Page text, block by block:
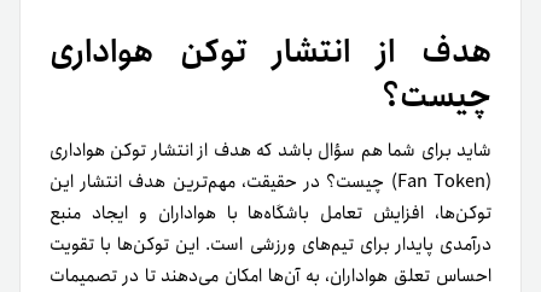
هدف از انتشار توکن هواداری
چیست؟
شاید برای شما هم سؤال باشد که هدف از انتشار توکن هواداری
(Fan Token) چیست؟ در حقیقت، مهم‌ترین هدف انتشار این
توکن‌ها، افزایش تعامل باشگاه‌ها با هواداران و ایجاد منبع
درآمدی پایدار برای تیم‌های ورزشی است. این توکن‌ها با تقویت
احساس تعلق هواداران، به آن‌ها امکان می‌دهند تا در تصمیمات